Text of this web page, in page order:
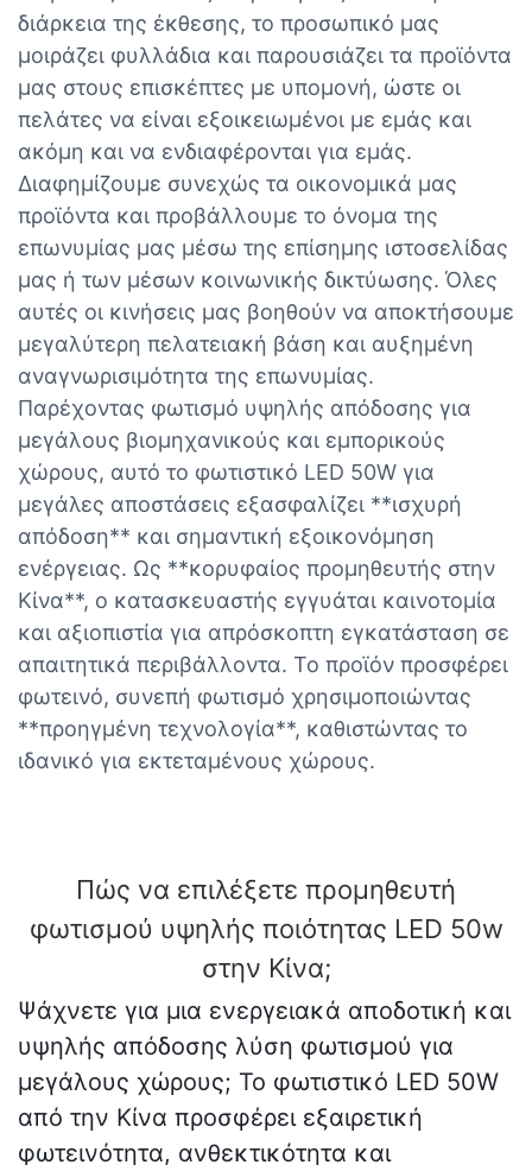
διάρκεια της έκθεσης, το προσωπικό μας
μοιράζει φυλλάδια και παρουσιάζει τα προϊόντα
μας στους επισκέπτες με υπομονή, ώστε οι
πελάτες να είναι εξοικειωμένοι με εμάς και
ακόμη και να ενδιαφέρονται για εμάς.
Διαφημίζουμε συνεχώς τα οικονομικά μας
προϊόντα και προβάλλουμε το όνομα της
επωνυμίας μας μέσω της επίσημης ιστοσελίδας
μας ή των μέσων κοινωνικής δικτύωσης. Όλες
αυτές οι κινήσεις μας βοηθούν να αποκτήσουμε
μεγαλύτερη πελατειακή βάση και αυξημένη
αναγνωρισιμότητα της επωνυμίας.
Παρέχοντας φωτισμό υψηλής απόδοσης για
μεγάλους βιομηχανικούς και εμπορικούς
χώρους, αυτό το φωτιστικό LED 50W για
μεγάλες αποστάσεις εξασφαλίζει **ισχυρή
απόδοση** και σημαντική εξοικονόμηση
ενέργειας. Ως **κορυφαίος προμηθευτής στην
Κίνα**, ο κατασκευαστής εγγυάται καινοτομία
και αξιοπιστία για απρόσκοπτη εγκατάσταση σε
απαιτητικά περιβάλλοντα. Το προϊόν προσφέρει
φωτεινό, συνεπή φωτισμό χρησιμοποιώντας
**προηγμένη τεχνολογία**, καθιστώντας το
ιδανικό για εκτεταμένους χώρους.
Πώς να επιλέξετε προμηθευτή
φωτισμού υψηλής ποιότητας LED 50w
στην Κίνα;
Ψάχνετε για μια ενεργειακά αποδοτική και
υψηλής απόδοσης λύση φωτισμού για
μεγάλους χώρους; Το φωτιστικό LED 50W
από την Κίνα προσφέρει εξαιρετική
φωτεινότητα, ανθεκτικότητα και